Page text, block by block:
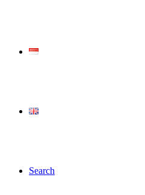
Search